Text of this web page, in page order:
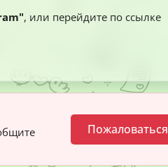
, или перейдите по ссылке
Пожаловаться